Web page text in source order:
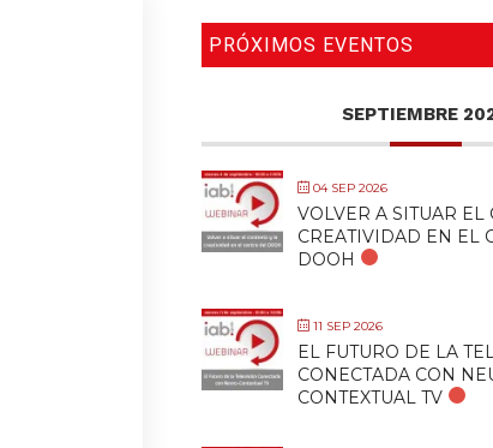
PRÓXIMOS EVENTOS
SEPTIEMBRE
04 SEP 2026
VOLVER A SITUAR EL
CREATIVIDAD EN EL
DOOH
11 SEP 2026
EL FUTURO DE LA
CONECTADA CON
CONTEXTUAL TV